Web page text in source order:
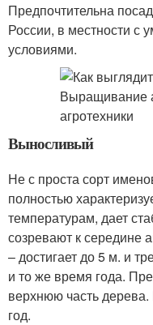
Предпочтительна
России, в местности с
условиями.
Выносливый
Не с проста сорт
полностью
температурам, дает
созревают к середине
– достигает до 5 м. и
и то же время года.
верхнюю часть
год.